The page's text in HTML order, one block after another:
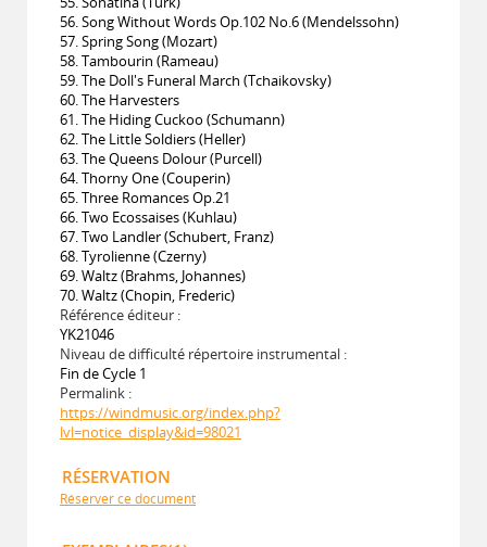
56. Song Without Words Op.102 No.6 (Mendelssohn)
57. Spring Song (Mozart)
58. Tambourin (Rameau)
59. The Doll's Funeral March (Tchaikovsky)
60. The Harvesters
61. The Hiding Cuckoo (Schumann)
62. The Little Soldiers (Heller)
63. The Queens Dolour (Purcell)
64. Thorny One (Couperin)
65. Three Romances Op.21
66. Two Ecossaises (Kuhlau)
67. Two Landler (Schubert, Franz)
68. Tyrolienne (Czerny)
69. Waltz (Brahms, Johannes)
70. Waltz (Chopin, Frederic)
Référence éditeur :
YK21046
Niveau de difficulté répertoire instrumental :
Fin de Cycle 1
Permalink :
https://windmusic.org/index.php?
lvl=notice_display&id=98021
RÉSERVATION
Réserver ce document